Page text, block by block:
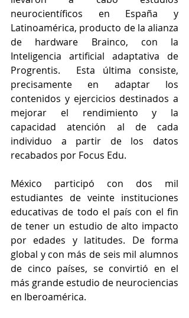
neurocientíficos en España y
Latinoamérica, producto de la alianza
de hardware Brainco, con la
Inteligencia artificial adaptativa de
Progrentis.  Esta última consiste,
precisamente en adaptar los
contenidos y ejercicios destinados a
mejorar el rendimiento y la
capacidad atención al de cada
individuo a partir de los datos
recabados por Focus Edu.
México participó con dos mil
estudiantes de veinte instituciones
educativas de todo el país con el fin
de tener un estudio de alto impacto
por edades y latitudes. De forma
global y con más de seis mil alumnos
de cinco países, se convirtió en el
más grande estudio de neurociencias
en Iberoamérica.